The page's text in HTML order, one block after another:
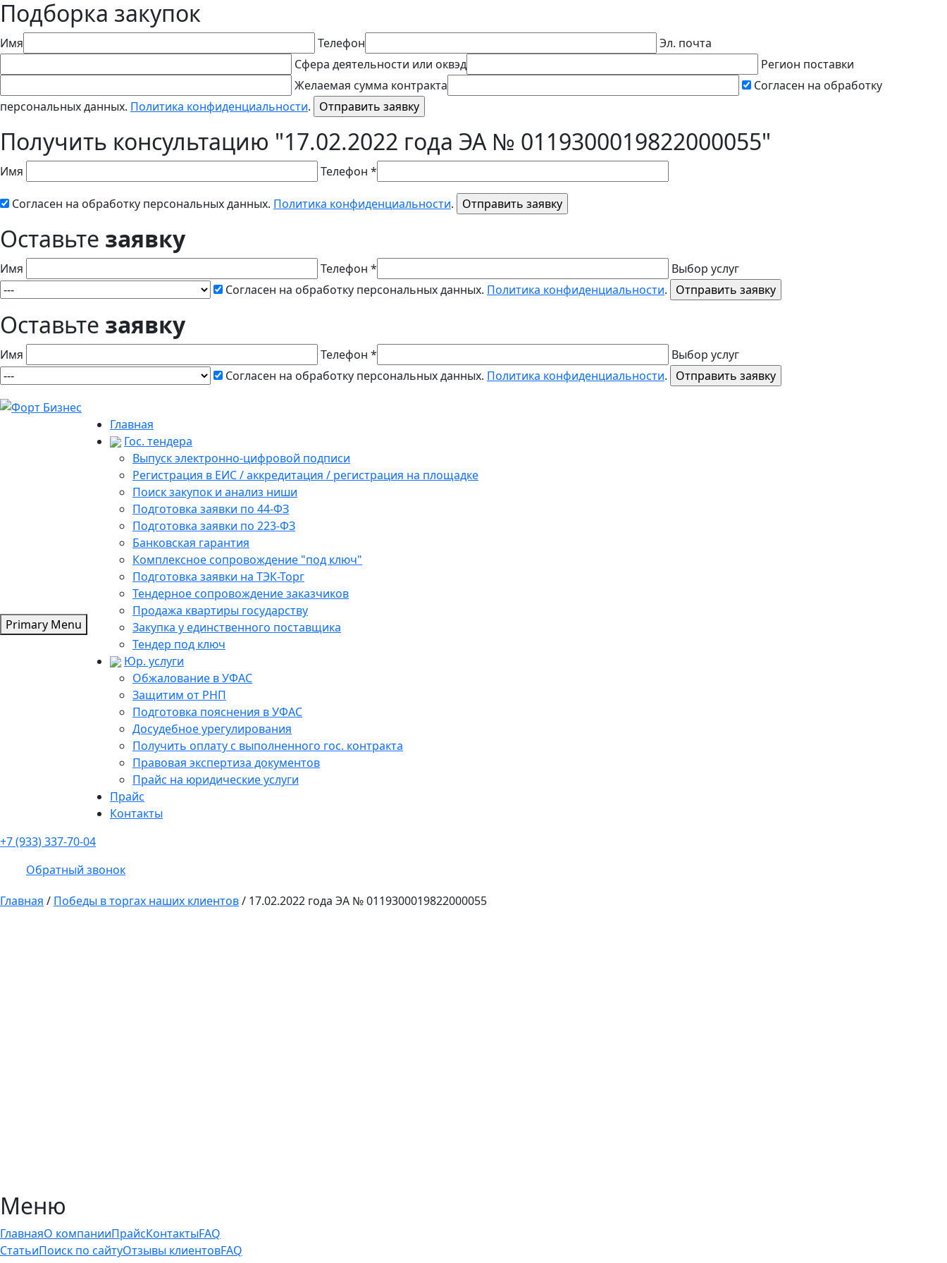
Подборка закупок
Имя Телефон
Эл. почта
Сфера деятельности или оквэд
Регион поставки
Желаемая сумма контракта
Согласен на обработку
персональных данных. Политика конфиденциальности.
Получить консультацию "17.02.2022 года ЭА № 0119300019822000055"
Имя Телефон *
Согласен на обработку персональных данных. Политика конфиденциальности.
Оставьте заявку
Имя Телефон *
Выбор услуг
Согласен на обработку персональных данных. Политика конфиденциальности.
Оставьте заявку
Имя Телефон *
Выбор услуг
Согласен на обработку персональных данных. Политика конфиденциальности.
Primary Menu
Главная
Гос. тендера
Выпуск электронно-цифровой подписи
Регистрация в ЕИС / аккредитация / регистрация на площадке
Поиск закупок и анализ ниши
Подготовка заявки по 44-ФЗ
Подготовка заявки по 223-ФЗ
Банковская гарантия
Комплексное сопровождение "под ключ"
Подготовка заявки на ТЭК-Торг
Тендерное сопровождение заказчиков
Продажа квартиры государству
Закупка у единственного поставщика
Тендер под ключ
Юр. услуги
Обжалование в УФАС
Защитим от РНП
Подготовка пояснения в УФАС
Досудебное урегулирования
Получить оплату с выполненного гос. контракта
Правовая экспертиза документов
Прайс на юридические услуги
Прайс
Контакты
+7 (933) 337-70-04
Обратный звонок
Главная / Победы в торгах наших клиентов/ 17.02.2022 года ЭА № 0119300019822000055
Меню
ГлавнаяО компанииПрайсКонтактыFAQ
СтатьиПоиск по сайтуОтзывы клиентовFAQ